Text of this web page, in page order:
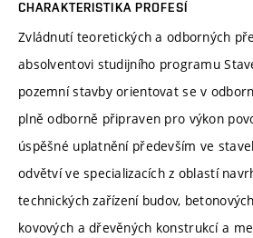
CHARAKTERISTIKA PROFESÍ
Zvládnutí teoretických a odborných
absolventovi studijního programu
pozemní stavby orientovat se v
plně odborně připraven pro výkon
úspěšné uplatnění především ve
odvětví ve specializacích z oblastí
technických zařízení budov,
kovových a dřevěných konstrukcí a